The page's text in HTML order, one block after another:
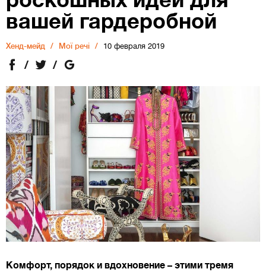
вашей гардеробной
Хенд-мейд Мої речі 10 февраля 2019
Комфорт, порядок и вдохновение – этими тремя